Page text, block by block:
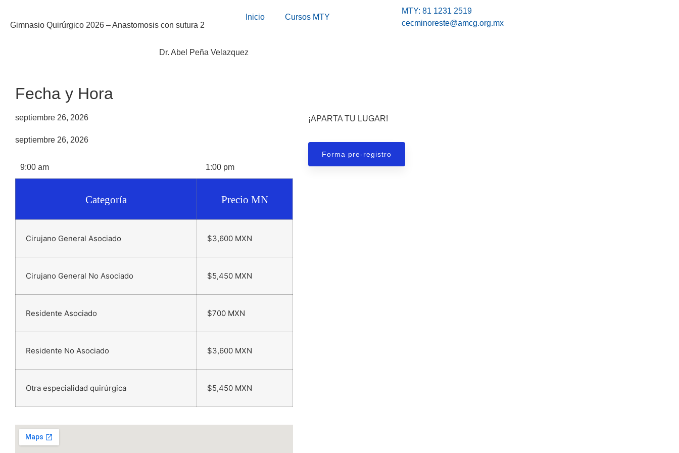
Inicio Cursos MTY
MTY: 81 1231 2519
cecminoreste@amcg.org.mx
Gimnasio Quirúrgico 2026 – Anastomosis con sutura 2
Dr. Abel Peña Velazquez
Fecha y Hora
septiembre 26, 2026
septiembre 26, 2026
9:00 am 1:00 pm
Categoría Precio MN
Cirujano General Asociado $3,600 MXN
Cirujano General No Asociado $5,450 MXN
Residente Asociado $700 MXN
Residente No Asociado $3,600 MXN
Otra especialidad quirúrgica $5,450 MXN
¡APARTA TU LUGAR!
Forma pre-registro